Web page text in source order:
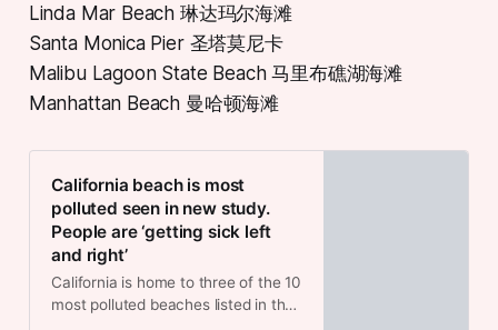
Linda Mar Beach 琳达玛尔海滩
Santa Monica Pier 圣塔莫尼卡
Malibu Lagoon State Beach 马里布礁湖海滩
Manhattan Beach 曼哈顿海滩
California beach is most
polluted seen in new study.
People are ‘getting sick left
and right’
California is home to three of the 10
most polluted beaches listed in the